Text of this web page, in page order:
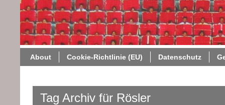
About Cookie-Richtlinie (EU) Datenschutz
Tag Archiv für Rösler